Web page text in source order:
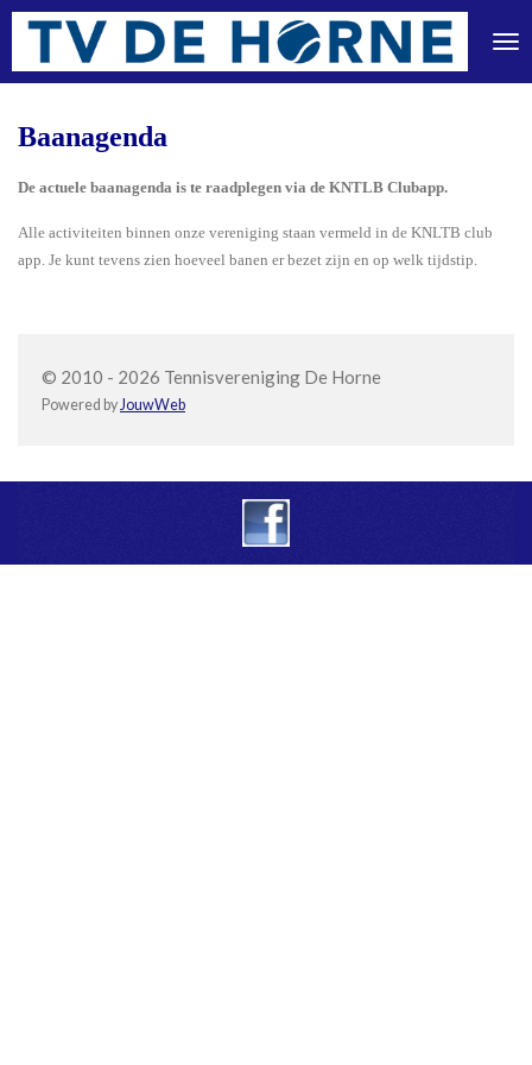
Ga
naar
hoofdinhoud
Baanagenda
De actuele baanagenda is te raadplegen via de KNTLB Clubapp.
Alle activiteiten binnen onze vereniging staan vermeld in de KNLTB club
app. Je kunt tevens zien hoeveel banen er bezet zijn en op welk tijdstip.
© 2010 - 2026 Tennisvereniging De Horne
Powered by JouwWeb